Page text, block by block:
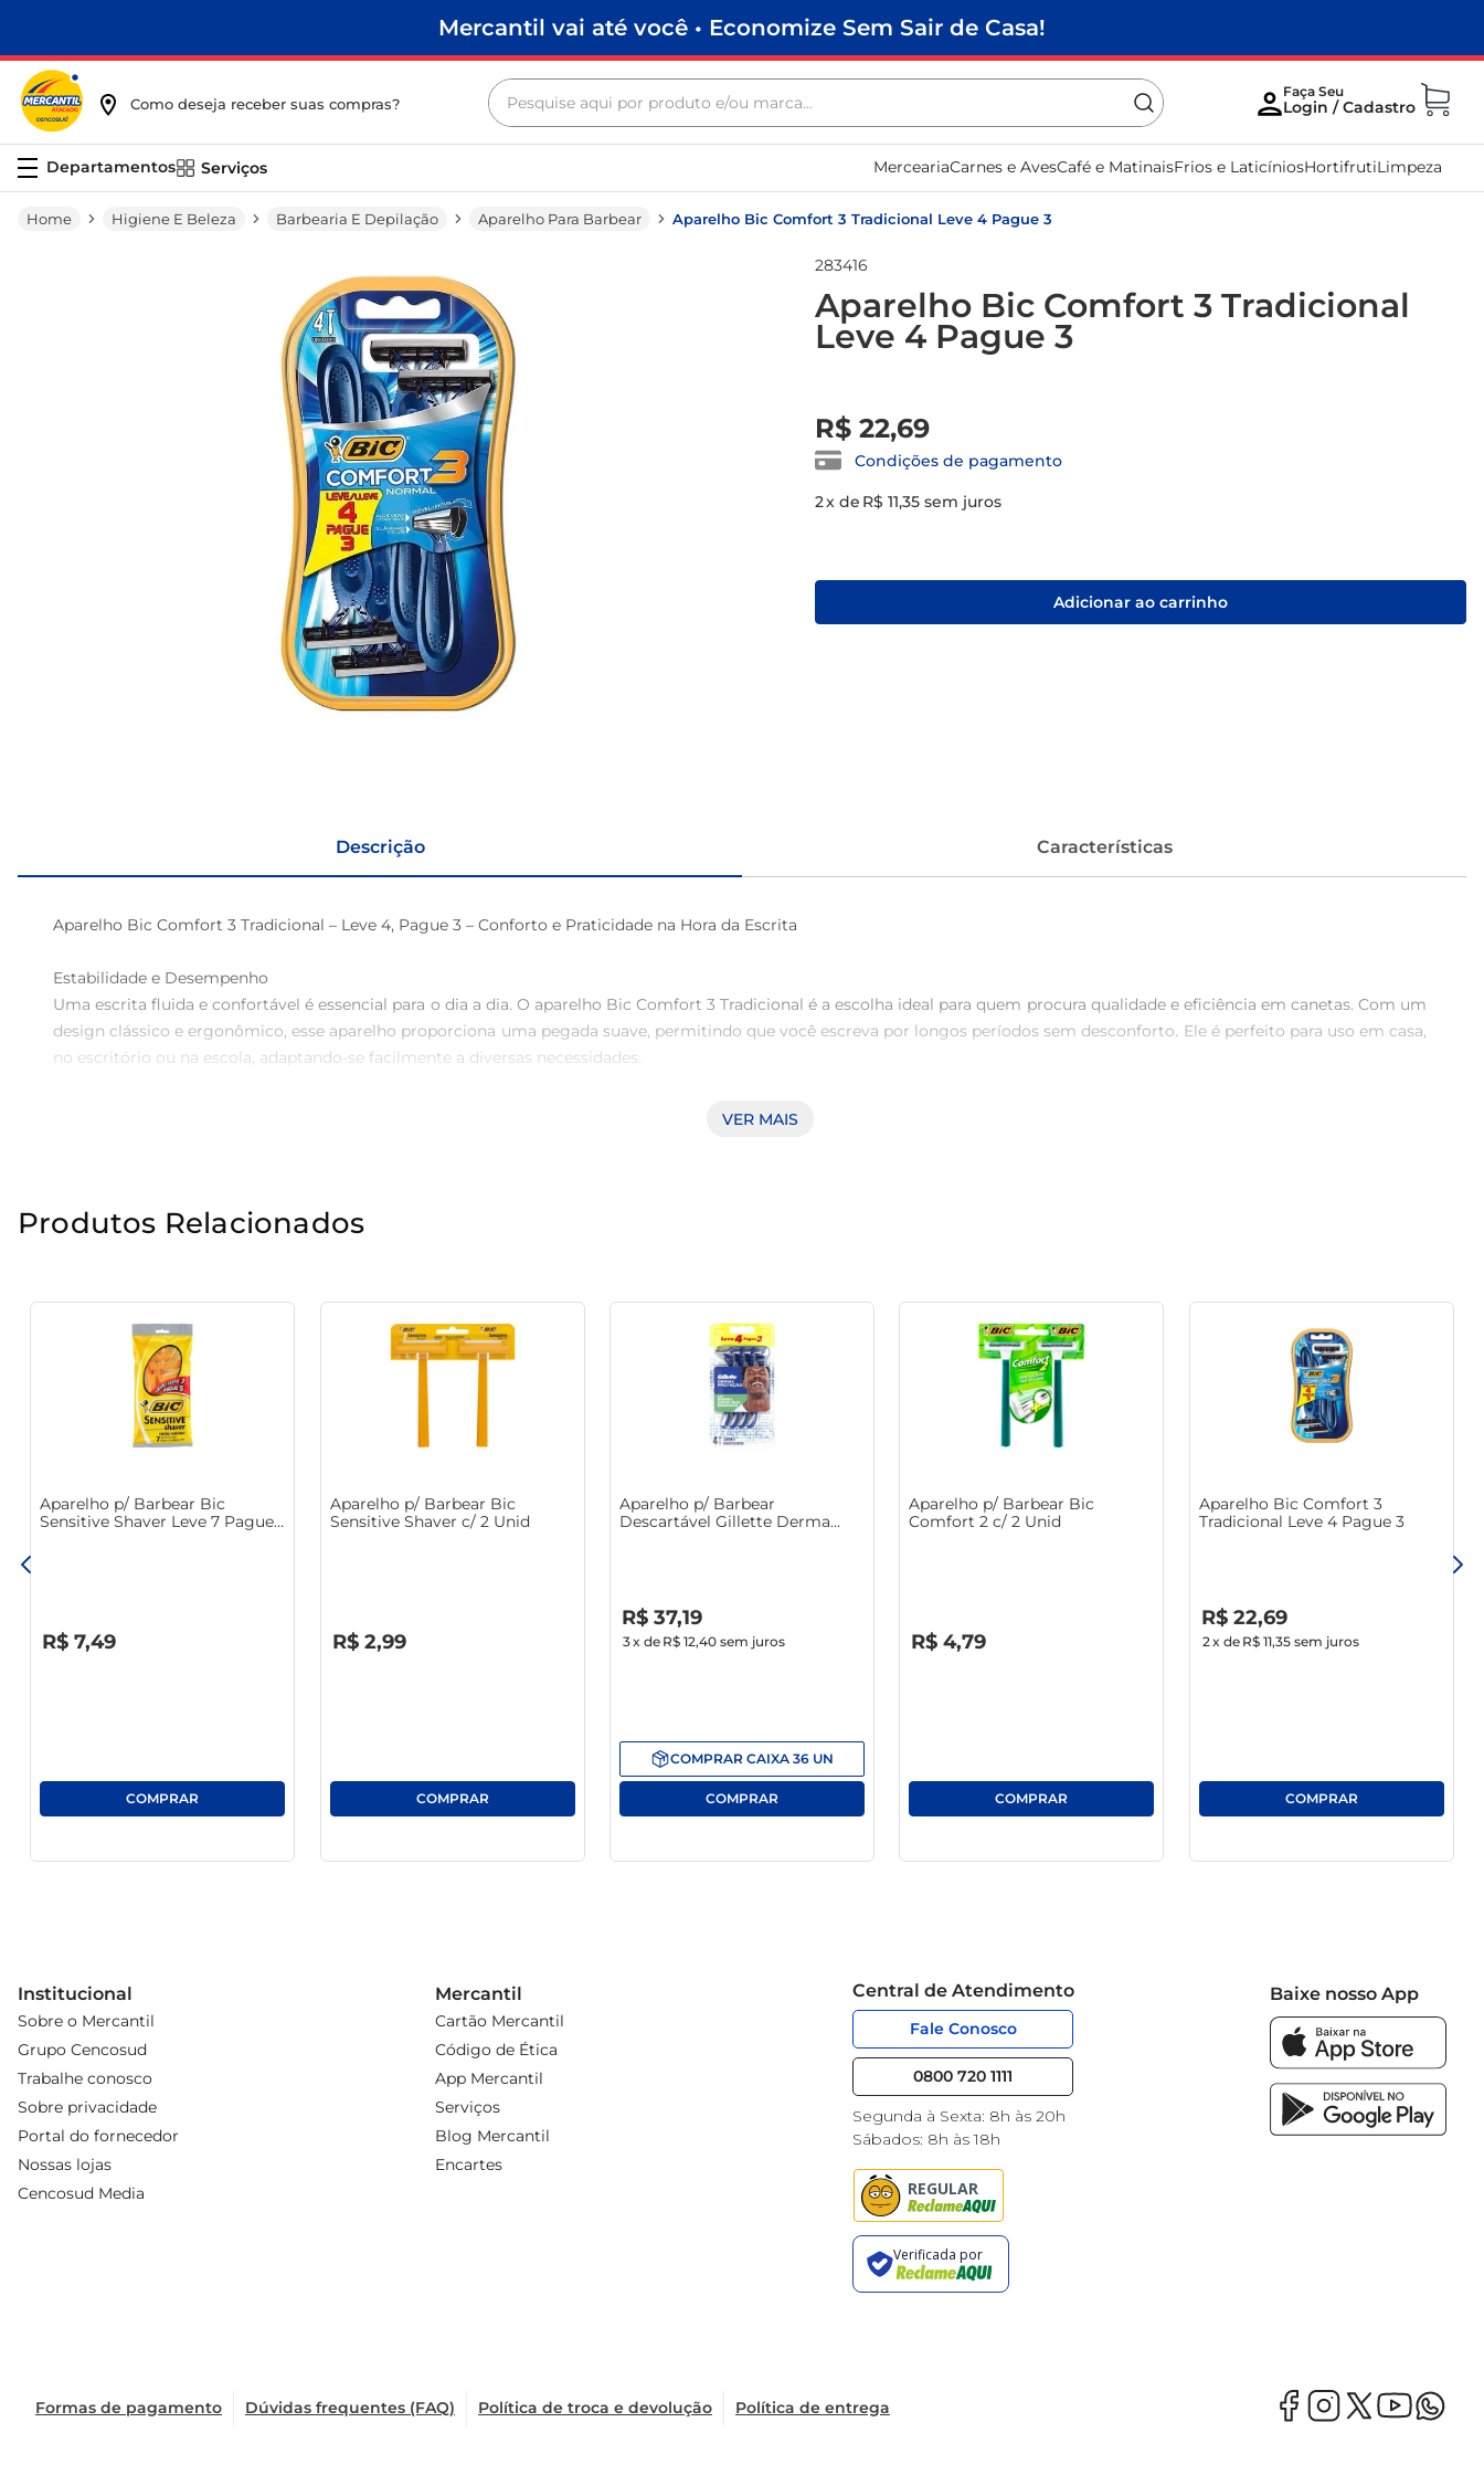
Mercantil vai até você • Economize Sem Sair de Casa!
Como deseja receber suas compras?
Pesquise aqui por produto e/ou marca...
Serviços MerceariaCarnes e AvesCafé e MatinaisFrios e LaticíniosHortifrutiLimpeza
Higiene E Beleza Barbearia E Depilação Aparelho Para Barbear Aparelho Bic Comfort 3 Tradicional Leve 4 Pague 3
283416
Aparelho Bic Comfort 3 Tradicional
Leve 4 Pague 3
R$ 22,69
Condições de pagamento
2x de R$ 11,35sem juros
Adicionar ao carrinho
Descrição Características
Aparelho Bic Comfort 3 Tradicional – Leve 4, Pague 3 – Conforto e Praticidade na Hora da Escrita
Estabilidade e Desempenho
Uma escrita fluida e confortável é essencial para o dia a dia. O aparelho Bic Comfort 3 Tradicional é a escolha ideal para quem procura qualidade e eficiência em canetas. Com um
design clássico e ergonômico, esse aparelho proporciona uma pegada suave, permitindo que você escreva por longos períodos sem desconforto. Ele é perfeito para uso em casa,
no escritório ou na escola, adaptando-se facilmente a diversas necessidades.
Praticidade a um Toque
Com seu design leve e fácil de manusear, o aparelho é intuitivo para todos. Além disso, a variedade de cores disponíveis faz do Bic Comfort 3 uma excelente opção para
personalizar seu material escrito, trazendo mais alegria e estilo ao cotidiano.
VER MAIS
Produtos Relacionados
Aparelho p/ Barbear Bic
Sensitive Shaver Leve 7 Pague
R$ 7,49
Aparelho p/ Barbear Bic
Sensitive Shaver c/ 2 Unid
R$ 2,99
Aparelho p/ Barbear
Descartável Gillette Derma
R$ 37,19
3x de R$ 12,40sem juros
COMPRAR CAIXA 36 UN
Aparelho p/ Barbear Bic
Comfort 2 c/ 2 Unid
R$ 4,79
Aparelho Bic Comfort 3
Tradicional Leve 4 Pague 3
R$ 22,69
2x de R$ 11,35sem juros
Institucional
Sobre o Mercantil
Grupo Cencosud
Trabalhe conosco
Sobre privacidade
Portal do fornecedor
Nossas lojas
Cencosud Media
Mercantil
Cartão Mercantil
Código de Ética
App Mercantil
Serviços
Blog Mercantil
Encartes
Central de Atendimento
Fale Conosco
0800 720 1111
Segunda à Sexta: 8h às 20h
Sábados: 8h às 18h
Baixe nosso App
Formas de pagamento Dúvidas frequentes (FAQ) Política de troca e devolução Política de entrega
frango